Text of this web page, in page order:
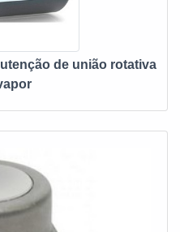
de união rotativa